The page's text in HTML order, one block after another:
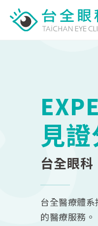
見
台全眼
台全醫療體
的醫療服務。